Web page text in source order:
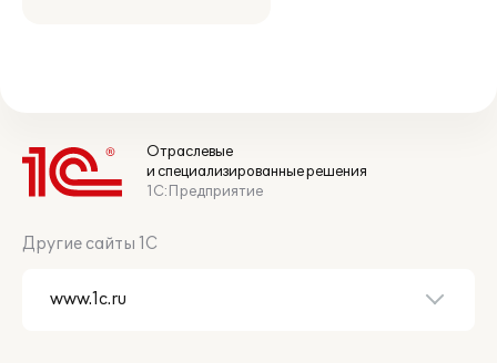
Отраслевые
и специализированные решения
1С:Предприятие
Другие сайты 1С